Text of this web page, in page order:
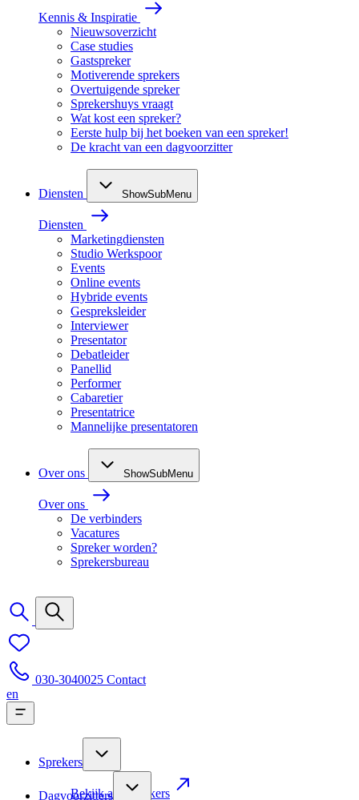
Kennis & Inspiratie
Nieuwsoverzicht
Case studies
Gastspreker
Motiverende sprekers
Overtuigende spreker
Sprekershuys vraagt
Wat kost een spreker?
Eerste hulp bij het boeken van een spreker!
De kracht van een dagvoorzitter
Diensten ShowSubMenu
Diensten
Marketingdiensten
Studio Werkspoor
Events
Online events
Hybride events
Gespreksleider
Interviewer
Presentator
Debatleider
Panellid
Performer
Cabaretier
Presentatrice
Mannelijke presentatoren
Over ons ShowSubMenu
Over ons
De verbinders
Vacatures
Spreker worden?
Sprekersbureau
030-3040025 Contact
en
Sprekers
Bekijk alle sprekers
Dagvoorzitters